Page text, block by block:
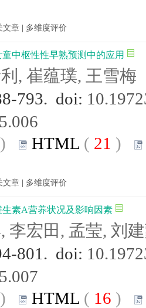
文章 多维度评价
中枢性性早熟预测中的应用
, 崔蕴璞, 王雪梅
793. doi:
) HTML ( 21 )
文章 多维度评价
素A营养状况及影响因素
李宏田, 孟莹, 刘
801. doi:
) HTML ( 16 )